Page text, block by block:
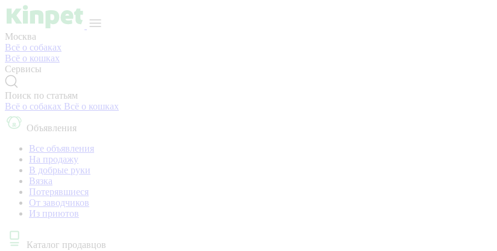
Москва
Всё о собаках
Всё о кошках
Сервисы
Поиск по статьям
Всё о собаках Всё о кошках
Объявления
Все объявления
На продажу
В добрые руки
Вязка
Потерявшиеся
От заводчиков
Из приютов
Каталог продавцов